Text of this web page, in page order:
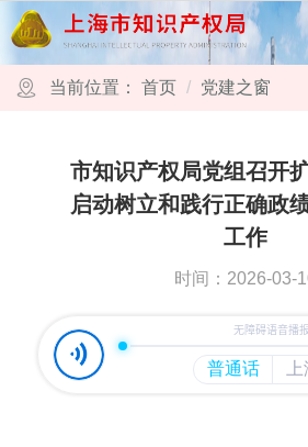
跳转到网站导航区 跳转到主要内容区域
当前位置： 首页 党建之窗
市知识产权局党组召开
启动树立和践行正确政
工作
时间：2026-03-